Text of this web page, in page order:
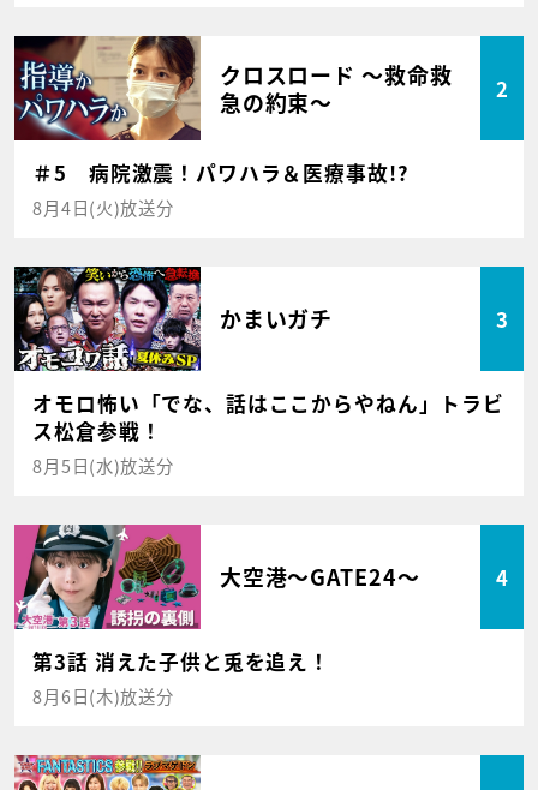
クロスロード ～救命救
急の約束～
2
＃5 病院激震！パワハラ＆医療事故!?
8月4日(火)放送分
かまいガチ 3
オモロ怖い「でな、話はここからやねん」トラビ
ス松倉参戦！
8月5日(水)放送分
大空港～GATE24～ 4
第3話 消えた子供と兎を追え！
8月6日(木)放送分